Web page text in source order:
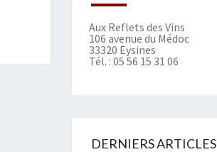
Aux Reflets des Vins
106 avenue du Médoc
33320 Eysines
Tél. : 05 56 15 31 06
DERNIERS ARTICLES